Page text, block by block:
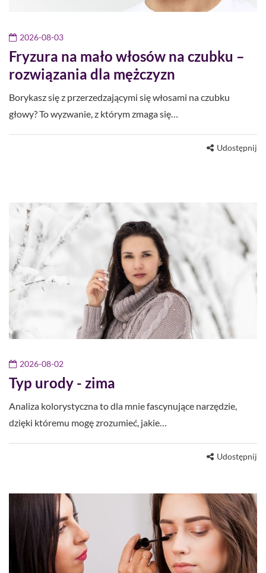
2026-08-03
Fryzura na mało włosów na czubku –
rozwiązania dla mężczyzn
Borykasz się z przerzedzającymi się włosami na czubku
głowy? To wyzwanie, z którym zmaga się…
Udostępnij
2026-08-02
Typ urody - zima
Analiza kolorystyczna to dla mnie fascynujące narzędzie,
dzięki któremu mogę zrozumieć, jakie…
Udostępnij